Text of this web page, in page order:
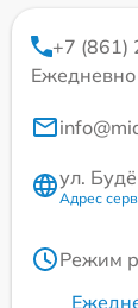
+7 (861)
ул.
Адрес
Режим